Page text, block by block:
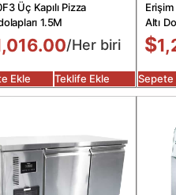
Üç Kapılı Pizza
1.5M
/Her biri
Ekle Teklife Ekle
Altı
$
Sepete